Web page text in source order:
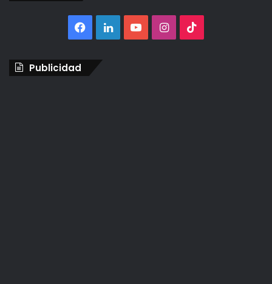
Facebook
LinkedInYouTubeInstagram
Publicidad